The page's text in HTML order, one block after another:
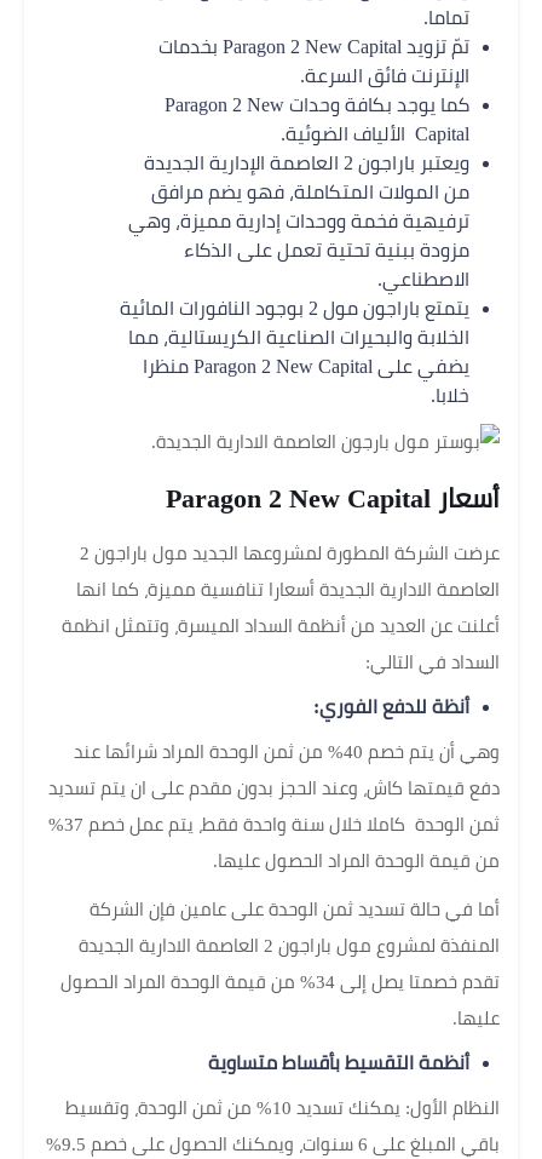
تماما.
تمّ تزويد
بخدمات
الإنترنت فائق السرعة.
كما يوجد بكافة وحدات Paragon 2 New
Capital الألياف الضوئية.
ويعتبر باراجون 2 العاصمة الإدارية الجديدة
من المولات المتكاملة، فهو يضم مرافق
ترفيهية فخمة ووحدات إدارية مميزة، وهي
مزودة ببنية تحتية تعمل على الذكاء
الاصطناعي.
يتمتع باراجون مول 2 بوجود النافورات المائية
الخلابة والبحيرات الصناعية الكريستالية، مما
يضفي على Paragon 2 New Capital منظرا
خلابا.
أسعار Paragon 2 New Capital
عرضت الشركة المطورة لمشروعها الجديد مول باراجون 2
العاصمة الادارية الجديدة أسعارا تنافسية مميزة، كما انها
أعلنت عن العديد من أنظمة السداد الميسرة، وتتمثل انظمة
السداد في التالي:
أنظة للدفع الفوري:
وهي أن يتم خصم 40% من ثمن الوحدة المراد شرائها عند
دفع قيمتها كاش، وعند الحجز بدون مقدم على ان يتم تسديد
ثمن الوحدة كاملا خلال سنة واحدة فقط، يتم عمل خصم 37%
من قيمة الوحدة المراد الحصول عليها.
أما في حالة تسديد ثمن الوحدة على عامين فإن الشركة
المنفذة لمشروع مول باراجون 2 العاصمة الادارية الجديدة
تقدم خصمتا يصل إلى 34% من قيمة الوحدة المراد الحصول
عليها.
أنظمة التقسيط بأقساط متساوية
النظام الأول: يمكنك تسديد 10% من ثمن الوحدة، وتقسيط
باقي المبلغ على 6 سنوات، ويمكنك الحصول على خصم 9.5%